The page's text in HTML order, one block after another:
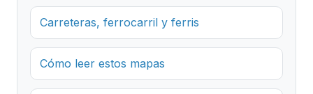
Carreteras, ferrocarril y ferris
Cómo leer estos mapas